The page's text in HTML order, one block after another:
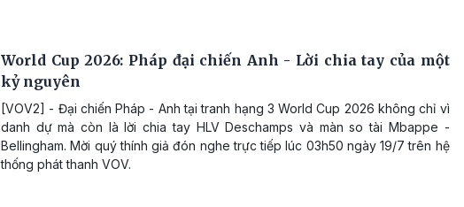
World Cup 2026: Pháp đại chiến Anh - Lời chia tay của một
kỷ nguyên
[VOV2] - Đại chiến Pháp - Anh tại tranh hạng 3 World Cup 2026 không chỉ vì
danh dự mà còn là lời chia tay HLV Deschamps và màn so tài Mbappe -
Bellingham. Mời quý thính giả đón nghe trực tiếp lúc 03h50 ngày 19/7 trên hệ
thống phát thanh VOV.